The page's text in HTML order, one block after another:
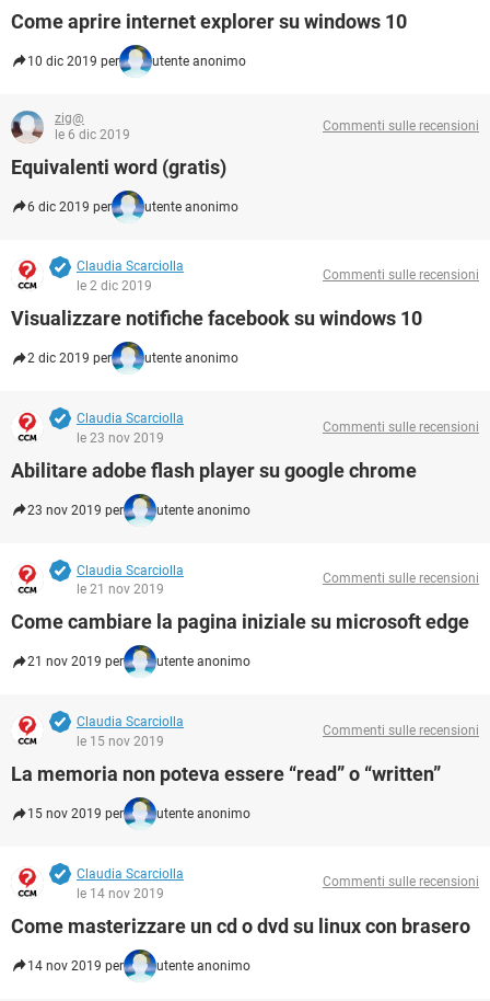
Come aprire internet explorer su windows 10
10 dic 2019 per utente anonimo
zig@
le 6 dic 2019
Commenti sulle recensioni
Equivalenti word (gratis)
6 dic 2019 per utente anonimo
Claudia Scarciolla
le 2 dic 2019
Commenti sulle recensioni
Visualizzare notifiche facebook su windows 10
2 dic 2019 per utente anonimo
Claudia Scarciolla
le 23 nov 2019
Commenti sulle recensioni
Abilitare adobe flash player su google chrome
23 nov 2019 per utente anonimo
Claudia Scarciolla
le 21 nov 2019
Commenti sulle recensioni
Come cambiare la pagina iniziale su microsoft edge
21 nov 2019 per utente anonimo
Claudia Scarciolla
le 15 nov 2019
Commenti sulle recensioni
La memoria non poteva essere “read” o “written”
15 nov 2019 per utente anonimo
Claudia Scarciolla
le 14 nov 2019
Commenti sulle recensioni
Come masterizzare un cd o dvd su linux con brasero
14 nov 2019 per utente anonimo